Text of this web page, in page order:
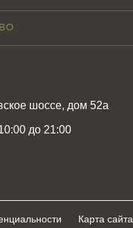
шоссе, дом 52а
до 21:00
Карта сайта